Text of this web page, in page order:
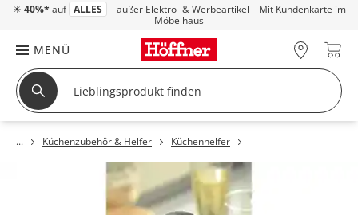
☀ 40%* auf ALLES – außer Elektro- & Werbeartikel – Mit Kundenkarte im
Möbelhaus
MENÜ
Küchenzubehör & Helfer Küchenhelfer